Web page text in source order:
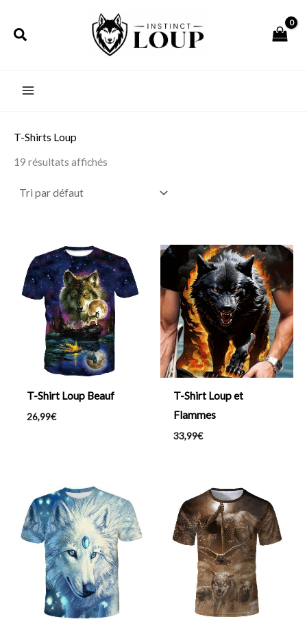
Rechercher
T-Shirts Loup
19 résultats affichés
T-Shirt Loup Beauf
26,99€
T-Shirt Loup et
Flammes
33,99€